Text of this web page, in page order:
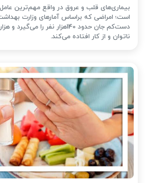
بیماری‌های قلب و عروق در واقع مهم‌ترین عامل
است؛ امراضی که براساس آمارهای وزارت
دست‌کم جان حدود 140هزار نفر را
ناتوان و از کار افتاده می‌کند.